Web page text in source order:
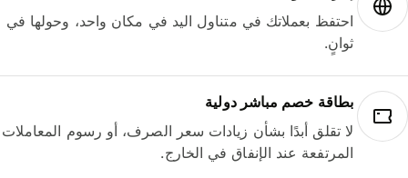
احتفظ بعملاتك في متناول اليد في مكان واحد، وحولها في
ثوانٍ.
بطاقة خصم مباشر دولية
لا تقلق أبدًا بشأن زيادات سعر الصرف، أو رسوم المعاملات
المرتفعة عند الإنفاق في الخارج.